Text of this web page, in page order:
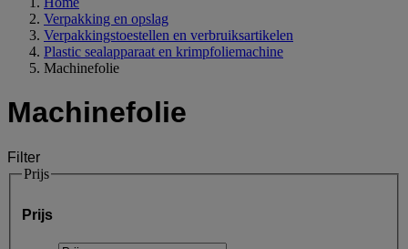
Verpakking en opslag
Verpakkingstoestellen en verbruiksartikelen
Plastic sealapparaat en krimpfoliemachine
Machinefolie
Machinefolie
Filter
Prijs
Prijs